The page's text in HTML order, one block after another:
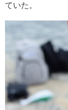
ていた。